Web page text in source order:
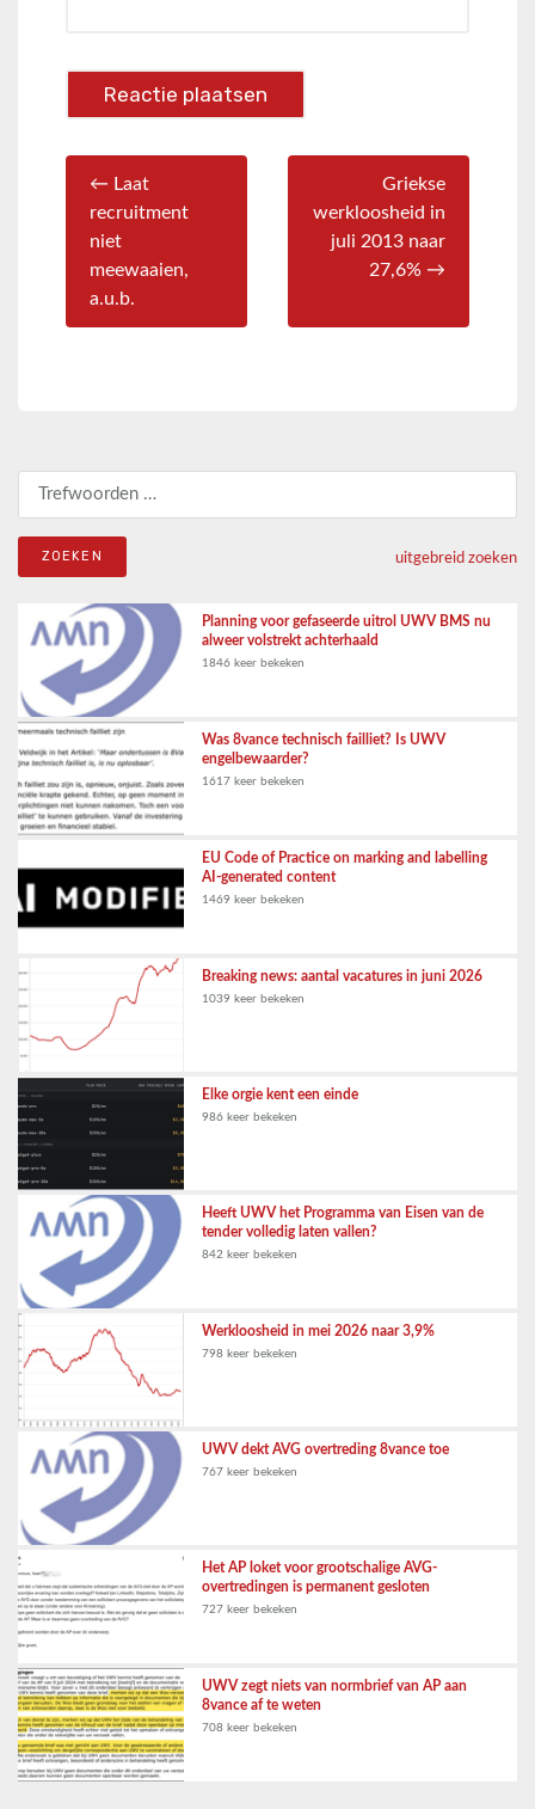
← Laat
recruitment
niet
meewaaien,
a.u.b.
Griekse
werkloosheid in
juli 2013 naar
27,6% →
uitgebreid zoeken
Planning voor gefaseerde uitrol UWV BMS nu
alweer volstrekt achterhaald
1846 keer bekeken
Was 8vance technisch failliet? Is UWV
engelbewaarder?
1617 keer bekeken
EU Code of Practice on marking and labelling
AI-generated content
1469 keer bekeken
Breaking news: aantal vacatures in juni 2026
1039 keer bekeken
Elke orgie kent een einde
986 keer bekeken
Heeft UWV het Programma van Eisen van de
tender volledig laten vallen?
842 keer bekeken
Werkloosheid in mei 2026 naar 3,9%
798 keer bekeken
UWV dekt AVG overtreding 8vance toe
767 keer bekeken
Het AP loket voor grootschalige AVG-
overtredingen is permanent gesloten
727 keer bekeken
UWV zegt niets van normbrief van AP aan
8vance af te weten
708 keer bekeken